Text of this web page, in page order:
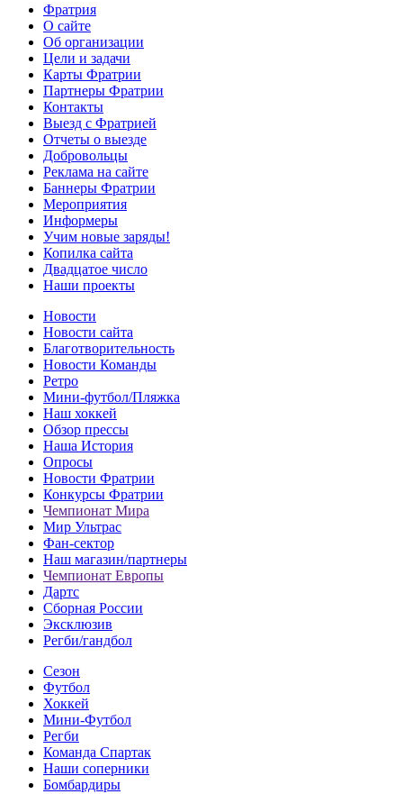
Фратрия
О сайте
Об организации
Цели и задачи
Карты Фратрии
Партнеры Фратрии
Контакты
Выезд с Фратрией
Отчеты о выезде
Добровольцы
Реклама на сайте
Баннеры Фратрии
Мероприятия
Информеры
Учим новые заряды!
Копилка сайта
Двадцатое число
Наши проекты
Новости
Новости сайта
Благотворительность
Новости Команды
Ретро
Мини-футбол/Пляжка
Наш хоккей
Обзор прессы
Наша История
Опросы
Новости Фратрии
Конкурсы Фратрии
Чемпионат Мира
Мир Ультрас
Фан-cектор
Наш магазин/партнеры
Чемпионат Европы
Дартс
Сборная России
Эксклюзив
Регби/гандбол
Сезон
Футбол
Хоккей
Мини-Футбол
Регби
Команда Спартак
Наши соперники
Бомбардиры